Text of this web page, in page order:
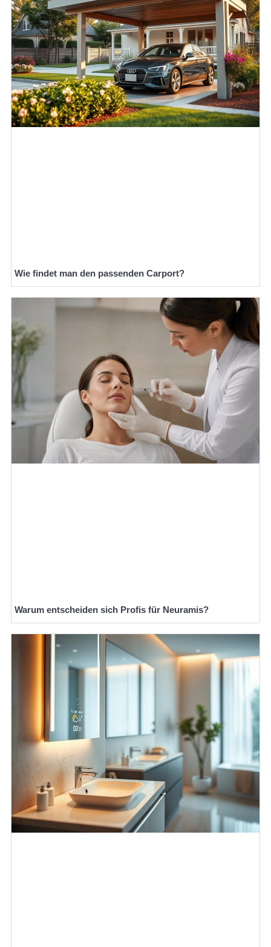
Wie findet man den passenden Carport?
Warum entscheiden sich Profis für Neuramis?